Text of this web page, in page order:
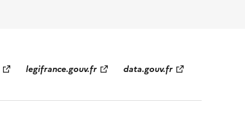
legifrance.gouv.fr data.gouv.fr